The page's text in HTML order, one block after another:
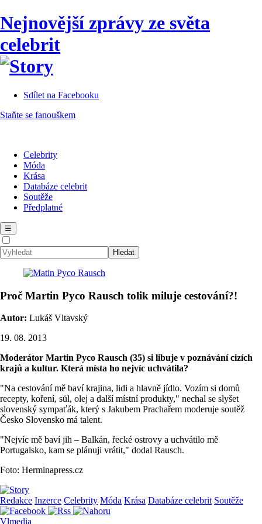
Nejnovější zprávy ze světa
celebrit
Sdílet na Facebooku
Staňte se fanouškem
Celebrity
Móda
Krása
Databáze celebrit
Soutěže
Předplatné
☰
Proč Martin Pyco Rausch tolik miluje cestování?!
Autor: Lukáš Vltavský
19. 08. 2013
Moderátor Martin Pyco Rausch (35) si libuje v poznávání cizích
krajů a kultur. Která místa ho nejvíc uchvátila?
"Na cestování mě baví krajina, lidi a hlavně jídlo. Vozím si domů
recepty, koření, sůl, olej a další místní produkty," nechal se slyšet
slovenský sympaťák, který s Jakubem Prachařem moderuje soutěž
Česko Slovensko má talent.
"Nejvíc mě baví jih – Balkán, řecké ostrovy a uchvátilo mě
Portugalsko, kam se plánuji vrátit," dodal Rausch.
Foto: Herminapress.cz
Redakce Inzerce Celebrity Móda Krása Databáze celebrit Soutěže
Vlmedia